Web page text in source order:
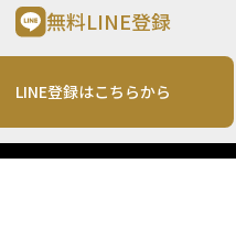
無料LINE登録
LINE登録はこちらから